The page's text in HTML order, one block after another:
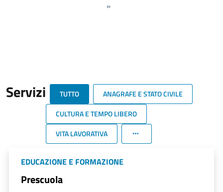
»
Servizi TUTTO
ANAGRAFE E STATO CIVILE
CULTURA E TEMPO LIBERO
VITA LAVORATIVA
EDUCAZIONE E FORMAZIONE
Prescuola